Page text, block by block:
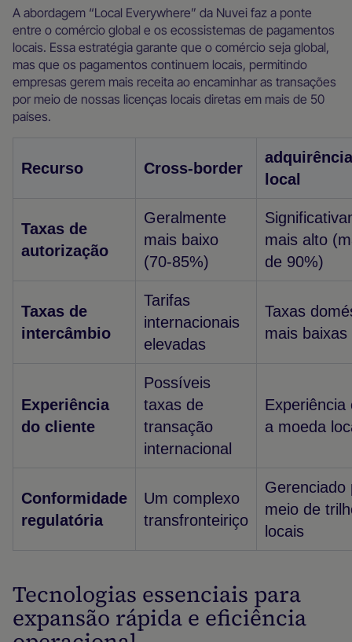
A abordagem “Local Everywhere” da Nuvei faz a ponte
entre o comércio global e os ecossistemas de pagamentos
locais. Essa estratégia garante que o comércio seja global,
mas que os pagamentos continuem locais, permitindo
empresas gerem mais receita ao encaminhar as transações
por meio de nossas licenças locais diretas em mais de 50
países.
Recurso Cross-border
adquirência
local
Taxas de
autorização
Geralmente
mais baixo
(70-85%)
mais alto
de 90%)
Taxas de
intercâmbio
Tarifas
internacionais
elevadas
Taxas
mais baixas
Experiência
do cliente
Possíveis
taxas de
transação
internacional
Experiência
a moeda
Conformidade
regulatória
Um complexo
transfronteiriço
Gerenciado
meio de
locais
Tecnologias essenciais para
expansão rápida e eficiência